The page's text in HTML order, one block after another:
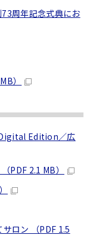
周年記念式典にお
）
Edition／広
2.1 MB）
ロン （PDF 1.5